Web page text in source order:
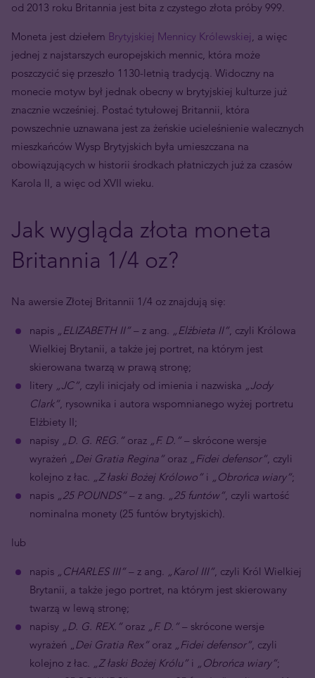
od 2013 roku Britannia jest bita z czystego złota próby 999.
Moneta jest dziełem Brytyjskiej Mennicy Królewskiej, a więc
jednej z najstarszych europejskich mennic, która może
poszczycić się przeszło 1130-letnią tradycją. Widoczny na
monecie motyw był jednak obecny w brytyjskiej kulturze już
znacznie wcześniej. Postać tytułowej Britannii, która
powszechnie uznawana jest za żeńskie ucieleśnienie walecznych
mieszkańców Wysp Brytyjskich była umieszczana na
obowiązujących w historii środkach płatniczych już za czasów
Karola II, a więc od XVII wieku.
Jak wygląda złota moneta
Britannia 1/4 oz?
Na awersie Złotej Britannii 1/4 oz znajdują się:
napis „ELIZABETH II”– z ang. „Elżbieta II”, czyli Królowa
Wielkiej Brytanii, a także jej portret, na którym jest
skierowana twarzą w prawą stronę;
litery „JC”, czyli inicjały od imienia i nazwiska „Jody
Clark”, rysownika i autora wspomnianego wyżej portretu
Elżbiety II;
napisy „D. G. REG.”oraz „F. D.”– skrócone wersje
wyrażeń „Dei Gratia Regina”oraz „Fidei defensor”, czyli
kolejno z łac. „Z łaski Bożej Królowo”i „Obrońca wiary”;
napis „25 POUNDS”– z ang. „25 funtów”, czyli wartość
nominalna monety (25 funtów brytyjskich).
lub
napis „CHARLES III”– z ang. „Karol III”, czyli Król Wielkiej
Brytanii, a także jego portret, na którym jest skierowany
twarzą w lewą stronę;
napisy „D. G. REX.”oraz „F. D.”– skrócone wersje
wyrażeń „Dei Gratia Rex”oraz „Fidei defensor”, czyli
kolejno z łac. „Z łaski Bożej Królu”i „Obrońca wiary”;